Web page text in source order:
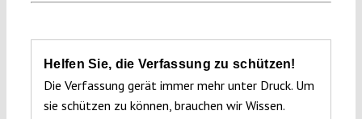
Helfen Sie, die Verfassung zu schützen!
Die Verfassung gerät immer mehr unter Druck. Um
sie schützen zu können, brauchen wir Wissen.